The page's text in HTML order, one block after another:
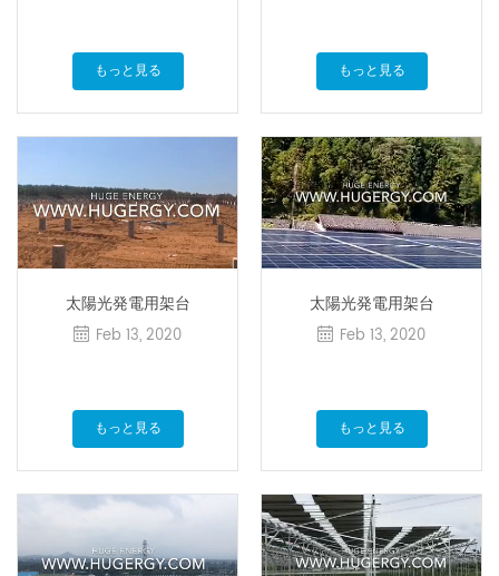
もっと見る もっと見る
太陽光発電用架台
Feb 13, 2020
もっと見る
太陽光発電用架台
Feb 13, 2020
もっと見る